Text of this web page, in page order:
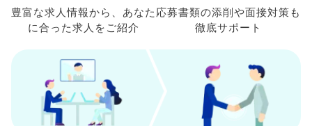
豊富な求人情報から、 あなた
に合った求人を ご紹介
応募書類の添削や面接対策も
徹底サポート